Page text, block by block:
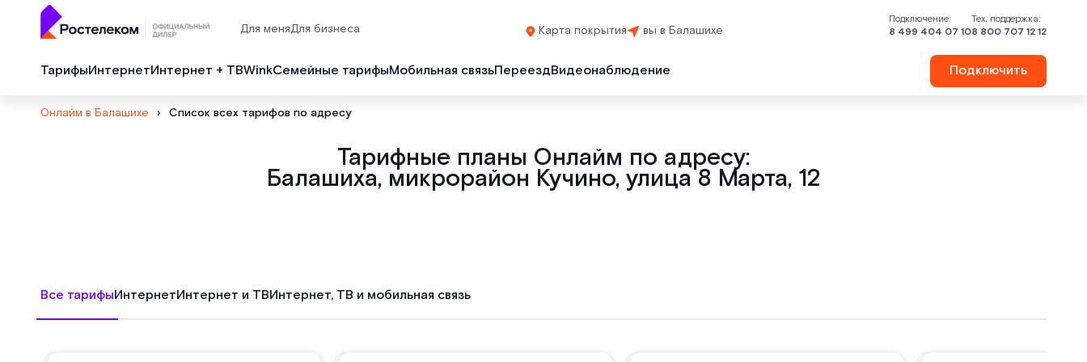
Для меняДля бизнеса Карта покрытия вы в Балашихе
Подключение:
8 499 404 07 10
Тех. поддержка:
8 800 707 12 12
ТарифыИнтернетИнтернет + ТВWinkСемейные тарифыМобильная связьПереездВидеонаблюдение Подключить
Онлайм в Балашихе › Список всех тарифов по адресу
Тарифные планы Онлайм по адресу:
Балашиха, микрорайон Кучино, улица 8 Марта, 12
Все тарифыИнтернетИнтернет и ТВИнтернет, ТВ и мобильная связь